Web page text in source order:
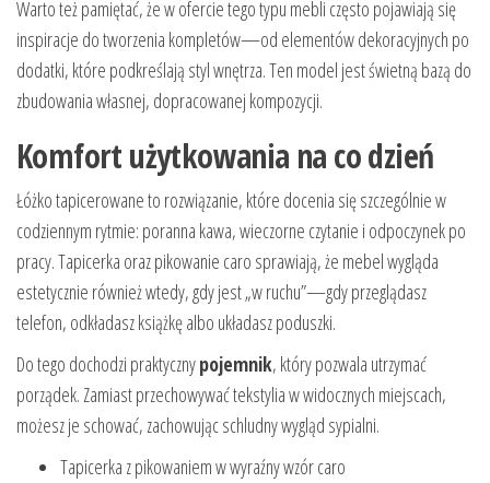
Warto też pamiętać, że w ofercie tego typu mebli często pojawiają się
inspiracje do tworzenia kompletów—od elementów dekoracyjnych po
dodatki, które podkreślają styl wnętrza. Ten model jest świetną bazą do
zbudowania własnej, dopracowanej kompozycji.
Komfort użytkowania na co dzień
Łóżko tapicerowane to rozwiązanie, które docenia się szczególnie w
codziennym rytmie: poranna kawa, wieczorne czytanie i odpoczynek po
pracy. Tapicerka oraz pikowanie caro sprawiają, że mebel wygląda
estetycznie również wtedy, gdy jest „w ruchu”—gdy przeglądasz
telefon, odkładasz książkę albo układasz poduszki.
Do tego dochodzi praktycznypojemnik, który pozwala utrzymać
porządek. Zamiast przechowywać tekstylia w widocznych miejscach,
możesz je schować, zachowując schludny wygląd sypialni.
Tapicerka z pikowaniem w wyraźny wzór caro